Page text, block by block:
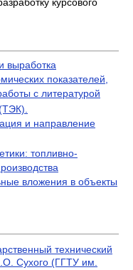
выработка
показателей,
с литературой
и направление
топливно-
вложения в объекты
технический
Сухого (ГГТУ им.